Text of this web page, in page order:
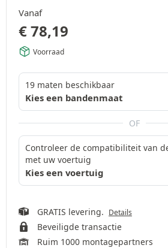
Vanaf
€78,19
Voorraad
19 maten beschikbaar
Kies een bandenmaat
OF
Controleer de compatibiliteit van
met uw voertuig
Kies een voertuig
GRATIS levering. Details
Beveiligde transactie
Ruim 1000 montagepartners